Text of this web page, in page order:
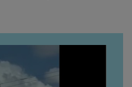
artistă i-a lăsat MASCĂ
pe toți. De data aceasta,
”Poate că aveam să ne
spunem, să ne...”